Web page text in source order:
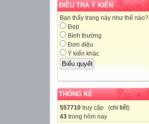
ĐIỀU TRA Ý KIẾN
Bạn thấy trang này như thế nào?
Đẹp
Bình thường
Đơn điệu
Ý kiến khác
THỐNG KÊ
557710 truy cập (chi tiết)
43 trong hôm nay